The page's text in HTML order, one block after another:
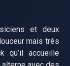
et deux
mais très
qu’il accueille